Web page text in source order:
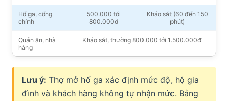
Hố ga, cống
chính
500.000 tới
800.000đ
Khảo sát (60 đến 150
phút)
Quán ăn, nhà
hàng
Khảo sát, thường 800.000 tới 1.500.000đ
Lưu ý: Thợ mở hố ga xác định mức độ, hộ gia
đình và khách hàng không tự nhận mức. Bảng